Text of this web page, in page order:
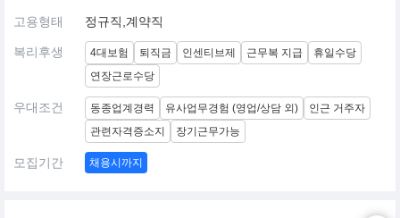
고용형태 정규직,계약직
복리후생 4대보험 퇴직금 인센티브제 근무복 지급
휴일수당
연장근로수당
우대조건 동종업계경력 유사업무경험 (영업/상담 외)
인근 거주자
관련자격증소지
장기근무가능
모집기간 채용시까지